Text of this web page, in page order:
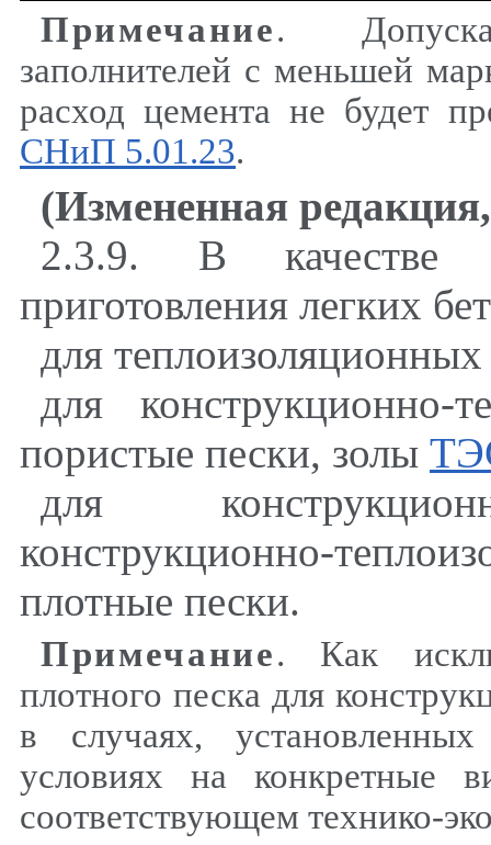
Примечание.
заполнителей с меньшей
расход цемента не будет
СНиП 5.01.23.
(Измененная редакция,
2.3.9. В качестве
приготовления легких
для
для конструкционно-
пористые пески, золы
для
конструкционно-
плотные пески.
Примечание. Как
плотного песка для
в случаях,
условиях на конкретные
соответствующем технико-